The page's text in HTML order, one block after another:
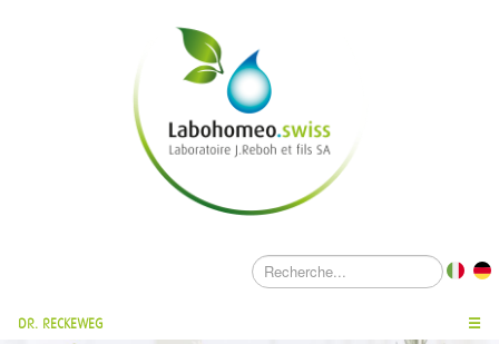
DR. RECKEWEG ☰